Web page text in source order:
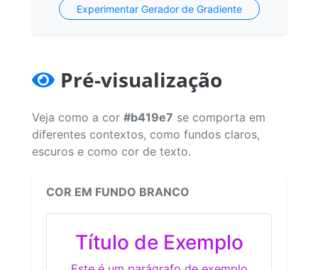
Experimentar Gerador de Gradiente
Pré-visualização
Veja como a cor #b419e7 se comporta em
diferentes contextos, como fundos claros,
escuros e como cor de texto.
COR EM FUNDO BRANCO
Título de Exemplo